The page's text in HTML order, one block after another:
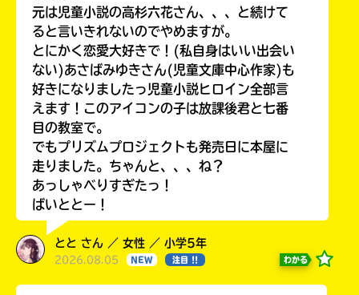
元は児童小説の高杉六花さん、、、と続けて
ると言いきれないのでやめますが。
とにかく恋愛大好きで！(私自身はいい出会い
ない)あさばみゆきさん(児童文庫中心作家)も
好きになりましたっ児童小説ヒロイン全部言
えます！このアイコンの子は放課後君と七番
目の教室で。
でもプリズムプロジェクトも発売日に本屋に
走りました。ちゃんと、、、ね？
あっしゃべりすぎたっ！
ばいととー！
とと さん ／ 女性 ／ 小学5年
2026.08.05 NEW 注目 !! わかる